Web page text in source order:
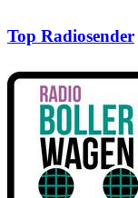
Top Radiosender